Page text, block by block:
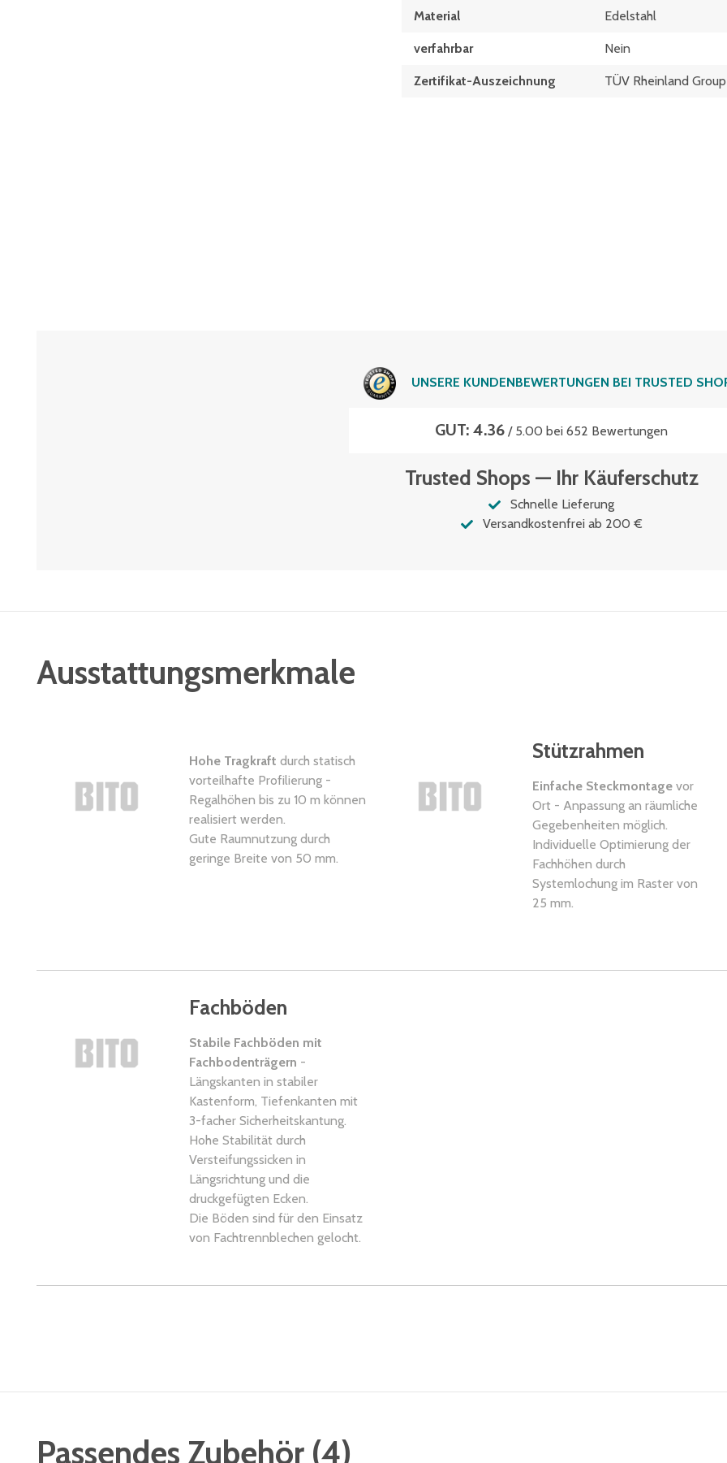
Material Edelstahl
verfahrbar Nein
Zertifikat-Auszeichnung TÜV Rheinland Group
UNSERE KUNDENBEWERTUNGEN BEI TRUSTED
GUT: 4.36 / 5.00 bei 652 Bewertungen
Trusted Shops — Ihr Käuferschutz
Schnelle Lieferung
Versandkostenfrei ab 200 €
Ausstattungsmerkmale
Hohe Tragkraft durch statisch
vorteilhafte Profilierung -
Regalhöhen bis zu 10 m können
realisiert werden.
Gute Raumnutzung durch
geringe Breite von 50 mm.
Stützrahmen
Einfache Steckmontagevor
Ort - Anpassung an räumliche
Gegebenheiten möglich.
Individuelle Optimierung der
Fachhöhen durch
Systemlochung im Raster von
25 mm.
Fachböden
Stabile Fachböden mit
Fachbodenträgern -
Längskanten in stabiler
Kastenform, Tiefenkanten mit
3-facher Sicherheitskantung.
Hohe Stabilität durch
Versteifungssicken in
Längsrichtung und die
druckgefügten Ecken.
Die Böden sind für den Einsatz
von Fachtrennblechen gelocht.
Passendes Zubehör (4)